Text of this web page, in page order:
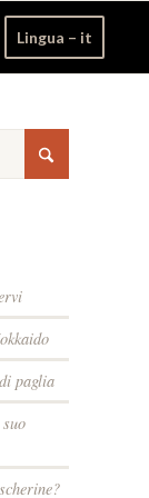
Lingua – it
paglia